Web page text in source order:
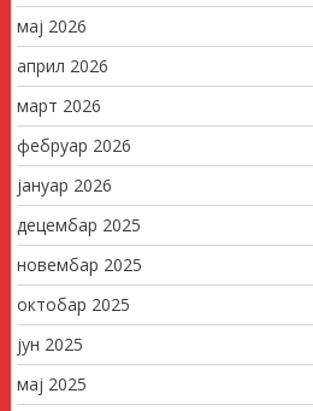
мај 2026
април 2026
март 2026
фебруар 2026
јануар 2026
децембар 2025
новембар 2025
октобар 2025
јун 2025
мај 2025